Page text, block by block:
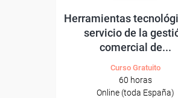
Herramientas
servicio de la
comercial de...
Curso Gratuito
60 horas
Online (toda España)